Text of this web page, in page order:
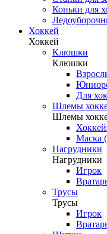
Коньки для
Хоккей
Хоккей
Клюшки
Клюшки
Для
Шлемы
Шлемы
Маска
Нагрудники
Нагрудники
Игрок
Трусы
Трусы
Игрок